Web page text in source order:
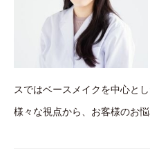
スではベースメイクを中心と
様々な視点から、お客様のお悩